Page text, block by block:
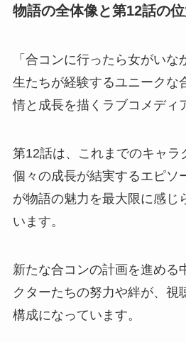
物語の全体像と第12話の
「合コンに行ったら女がい
生たちが経験するユニークな
情と成長を描くラブコメディ
第12話は、これまでのキャラ
個々の成長が結実するエピソ
が物語の魅力を最大限に感じ
います。
新たな合コンの計画を進める
クターたちの努力や絆が、視
構成になっています。